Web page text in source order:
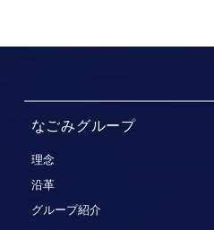
なごみグループ
理念
沿革
グループ紹介